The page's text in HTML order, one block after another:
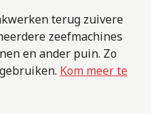
terug zuivere
zeefmachines
en ander puin. Zo
Kom meer te